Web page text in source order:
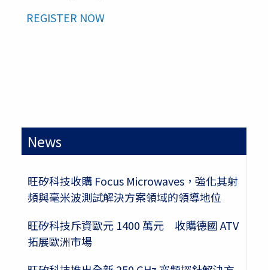
REGISTER NOW
News
旺矽科技收購 Focus Microwaves，強化其射
頻與毫米波測試解決方案領域的領導地位
旺矽科技斥資歐元 1400 萬元 收購德國 ATV
拓展歐洲市場